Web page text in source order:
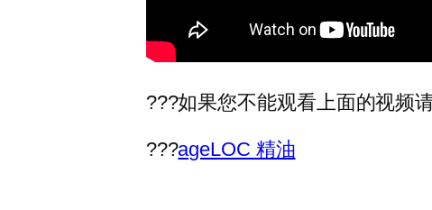
???如果您不能观看上面的视频
???ageLOC 精油